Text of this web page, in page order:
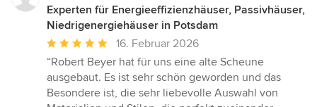
Experten für Energieeffizienzhäuser, Passivhäuser,
Niedrigenergiehäuser in Potsdam
Durchschnittliche
Bewertung:
5
von
16. Februar 2026
“Robert Beyer hat für uns eine alte Scheune
ausgebaut. Es ist sehr schön geworden und das
Besondere ist, die sehr liebevolle Auswahl von